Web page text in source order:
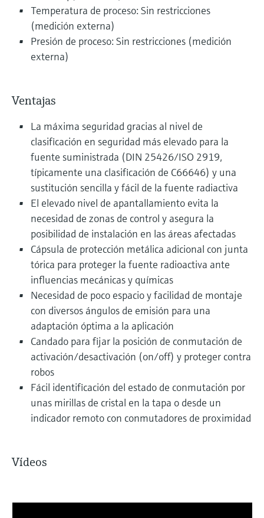
Temperatura de proceso: Sin restricciones
(medición externa)
Presión de proceso: Sin restricciones (medición
externa)
Ventajas
La máxima seguridad gracias al nivel de
clasificación en seguridad más elevado para la
fuente suministrada (DIN 25426/ISO 2919,
típicamente una clasificación de C66646) y una
sustitución sencilla y fácil de la fuente radiactiva
El elevado nivel de apantallamiento evita la
necesidad de zonas de control y asegura la
posibilidad de instalación en las áreas afectadas
Cápsula de protección metálica adicional con junta
tórica para proteger la fuente radioactiva ante
influencias mecánicas y químicas
Necesidad de poco espacio y facilidad de montaje
con diversos ángulos de emisión para una
adaptación óptima a la aplicación
Candado para fijar la posición de conmutación de
activación/desactivación (on/off) y proteger contra
robos
Fácil identificación del estado de conmutación por
unas mirillas de cristal en la tapa o desde un
indicador remoto con conmutadores de proximidad
Vídeos